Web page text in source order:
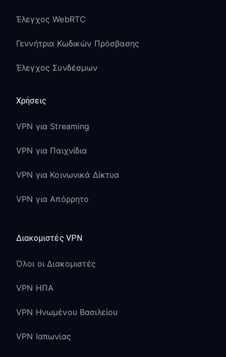
Έλεγχος WebRTC
Γεννήτρια Κωδικών Πρόσβασης
Έλεγχος Συνδέσμων
Χρήσεις
VPN για Streaming
VPN για Παιχνίδια
VPN για Κοινωνικά Δίκτυα
VPN για Απόρρητο
Διακομιστές VPN
Όλοι οι Διακομιστές
VPN ΗΠΑ
VPN Ηνωμένου Βασιλείου
VPN Ιαπωνίας